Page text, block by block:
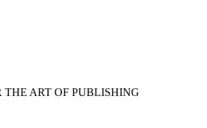
THE ART OF PUBLISHING